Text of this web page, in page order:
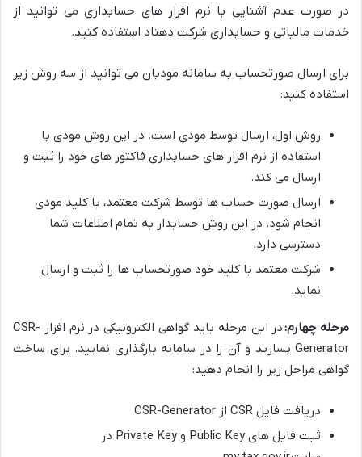
در صورت عدم آشنایی با نرم افزار های حسابداری می توانید از
خدمات مالیاتی و حسابداری شرکت دهناد استفاده کنید.
برای ارسال صورتحساب به سامانه مودیان می توانید از سه روش زیر
استفاده کنید:
روش اول، ارسال توسط مودی است. در این روش مودی با
استفاده از نرم افزار های حسابداری فاکتور های خود را ثبت و
ارسال می کند.
ارسال صورت حساب ها توسط شرکت معتمد، با کلید مودی
انجام شود. در این روش حسابدار به تمام اطلاعات شما
دسترسی دارد.
شرکت معتمد با کلید خود صورتحساب ها را ثبت و ارسال
نماید.
مرحله چهارم:
در این مرحله باید گواهی الکترونیکی در نرم افزار CSR-
Generator بسازید و آن را در سامانه بارگذاری نمایید. برای ساخت
گواهی مراحل زیر را انجام دهید:
دریافت فایل CSR از CSR-Generator
ثبت فایل های Public Key و Private Key در